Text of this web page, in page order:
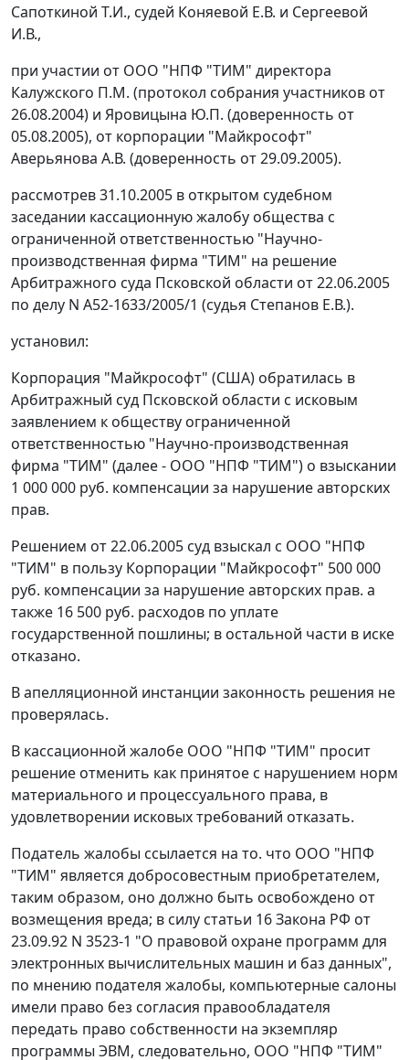
Сапоткиной Т.И., судей Коняевой E.В. и Сергеевой
И.В.,
при участии от ООО "НПФ "ТИМ" директора
Калужского П.М. (протокол собрания участников от
26.08.2004) и Яровицына Ю.П. (доверенность от
05.08.2005), от корпорации "Майкрософт"
Аверьянова А.В. (доверенность от 29.09.2005).
рассмотрев 31.10.2005 в открытом судебном
заседании кассационную жалобу общества с
ограниченной ответственностью "Научно-
производственная фирма "ТИМ" на решение
Арбитражного суда Псковской области от 22.06.2005
по делу N А52-1633/2005/1 (судья Степанов Е.В.).
установил:
Корпорация "Майкрософт" (США) обратилась в
Арбитражный суд Псковской области с исковым
заявлением к обществу ограниченной
ответственностью "Научно-производственная
фирма "ТИМ" (далее - ООО "НПФ "ТИМ") о взыскании
1 000 000 руб. компенсации за нарушение авторских
прав.
Решением от 22.06.2005 суд взыскал с ООО "НПФ
"ТИМ" в пользу Корпорации "Майкрософт" 500 000
руб. компенсации за нарушение авторских прав. а
также 16 500 руб. расходов по уплате
государственной пошлины; в остальной части в иске
отказано.
В апелляционной инстанции законность решения не
проверялась.
В кассационной жалобе ООО "НПФ "ТИМ" просит
решение отменить как принятое с нарушением норм
материального и процессуального права, в
удовлетворении исковых требований отказать.
Податель жалобы ссылается на то. что ООО "НПФ
"ТИМ" является добросовестным приобретателем,
таким образом, оно должно быть освобождено от
возмещения вреда; в силу статьи 16Закона РФ от
23.09.92 N 3523-1 "О правовой охране программ для
электронных вычислительных машин и баз данных",
по мнению подателя жалобы, компьютерные салоны
имели право без согласия правообладателя
передать право собственности на экземпляр
программы ЭВМ, следовательно, ООО "НПФ "ТИМ"